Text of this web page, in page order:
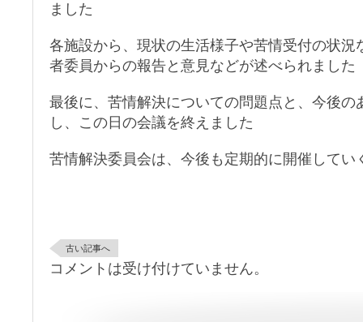
ました
各施設から、現状の生活様子や苦情受付の状況
者委員からの報告と意見などが述べられました
最後に、苦情解決についての問題点と、今後の
し、この日の会議を終えました
苦情解決委員会は、今後も定期的に開催してい
古い記事へ
コメントは受け付けていません。